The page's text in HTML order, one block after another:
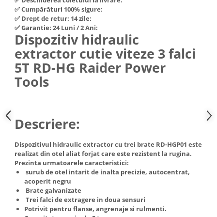
Nivela de masurat
Pistoale de impact electrice si
pneumatice
Pistoale de vopsit
Prelungitoare
Polizoare electrice de banc si
Rindele si freze pentru lemn
Redresoare auto - roboti de
Suflante cu aer cald
Scari metalice
Strungurii
Scule cu acumulator
Scule pentru electricieni
Hote Telescopice
Hote Traditionale
Hote Incorporabile
Hote Country
Hote Insula
Hote Cupolare
Accesorii, consumabile hote
Masini de carnati ( CARNATARI )
Masini de spalat vase
Masini de spalat vase incorporabile
Masini de spalat vase
independente
Masini de spalat rufe
Masini de spalat rufe frontale
Masini de spalat rufe verticale
✅ Cumpărături 100% sigure:
✅ Drept de retur: 14 zile:
✅ Garantie: 24 Luni / 2 Ani:
Dispozitiv hidraulic
extractor cutie viteze 3 falci
5T RD-HG Raider Power
Tools
Descriere:
Dispozitivul hidraulic extractor cu trei brate RD-HGP01 este
realizat din otel aliat forjat care este rezistent la rugina.
Prezinta urmatoarele caracteristici:
surub de otel intarit de inalta precizie, autocentrat,
acoperit negru
Brate galvanizate
Trei falci de extragere in doua sensuri
Potrivit pentru flanse, angrenaje si rulmenti.